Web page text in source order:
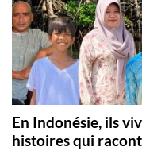
En Indonésie, ils
histoires qui